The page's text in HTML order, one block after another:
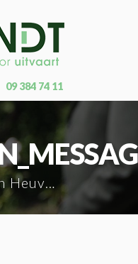
09 384 74 11